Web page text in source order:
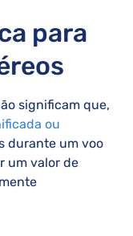
para
significam que,
ou
durante um voo
um valor de